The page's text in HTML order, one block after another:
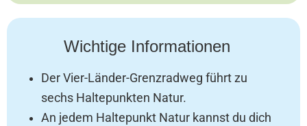
Wichtige Informationen
Der Vier-Länder-Grenzradweg führt zu
sechs Haltepunkten Natur.
An jedem Haltepunkt Natur kannst du dich